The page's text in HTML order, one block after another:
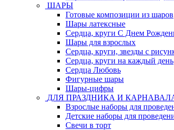
ШАРЫ
Готовые композиции из шаров
Шары латексные
Сердца, круги С Днем
Шары для взрослых
Сердца, круги, звезды с
Сердца, круги на каждый день
Сердца Любовь
Фигурные шары
Шары-цифры
ДЛЯ ПРАЗДНИКА И
Взрослые наборы для
Детские наборы для
Свечи в торт